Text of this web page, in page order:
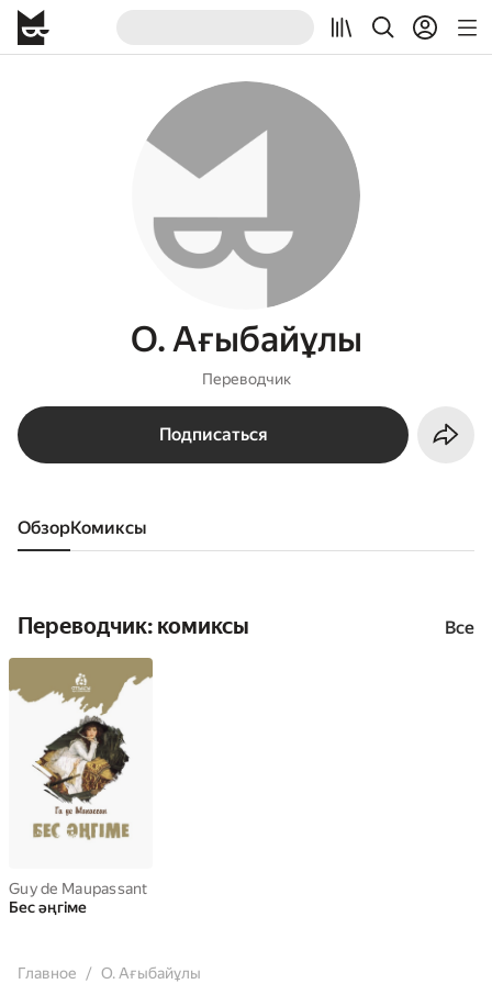
О. Ағыбайұлы
Переводчик
Подписаться
Обзор комиксы
Переводчик: комиксы Все
Guy de Maupassant
Бес әңгіме
Главное О. Ағыбайұлы